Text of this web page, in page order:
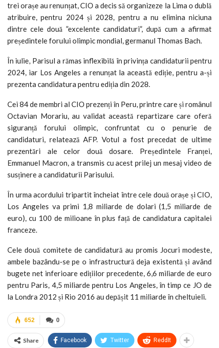
trei orașe au renunțat, CIO a decis să organizeze la Lima o dublă
atribuire, pentru 2024 și 2028, pentru a nu elimina niciuna
dintre cele două ”excelente candidaturi”, după cum a afirmat
președintele forului olimpic mondial, germanul Thomas Bach.
În iulie, Parisul a rămas inflexibilă în privința candidaturii pentru
2024, iar Los Angeles a renunțat la această ediție, pentru a-și
prezenta candidatura pentru ediția din 2028.
Cei 84 de membri al CIO prezenți în Peru, printre care și românul
Octavian Morariu, au validat această repartizare care oferă
siguranță forului olimpic, confruntat cu o penurie de
candidaturi, relatează AFP. Votul a fost precedat de ultime
prezentări ale celor două dosare. Președintele Franței,
Emmanuel Macron, a transmis cu acest prilej un mesaj video de
susținere a candidaturii Parisului.
În urma acordului tripartit încheiat între cele două orașe și CIO,
Los Angeles va primi 1,8 miliarde de dolari (1,5 miliarde de
euro), cu 100 de milioane în plus față de candidatura capitalei
franceze.
Cele două comitete de candidatură au promis Jocuri modeste,
ambele bazându-se pe o infrastructură deja existentă și având
bugete net inferioare edițiilor precedente, 6,6 miliarde de euro
pentru Paris, 4,5 miliarde pentru Los Angeles, în timp ce JO de
la Londra 2012 și Rio 2016 au depășit 11 miliarde în cheltuieli.
0
652
Share Facebook Twitter ReddIt